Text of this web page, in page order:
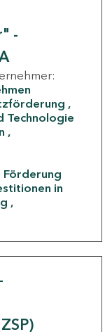
-
Technologie
Förderung
in